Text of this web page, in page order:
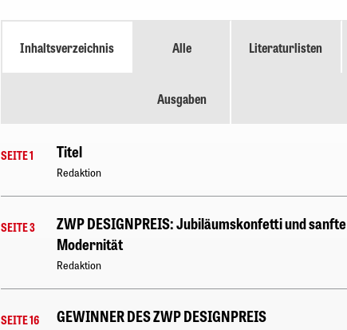
Inhaltsverzeichnis Alle
Ausgaben
Literaturlisten
SEITE 1 Titel
Redaktion
SEITE 3
ZWP DESIGNPREIS: Jubiläumskonfetti und sanfte
Modernität
Redaktion
SEITE 16 GEWINNER DES ZWP DESIGNPREIS